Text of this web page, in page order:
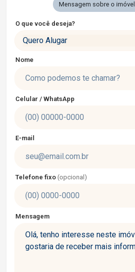
Mensagem sobre o imóvel
O que você deseja?
Quero Alugar
Nome
Celular / WhatsApp
E-mail
Telefone fixo (opcional)
Mensagem